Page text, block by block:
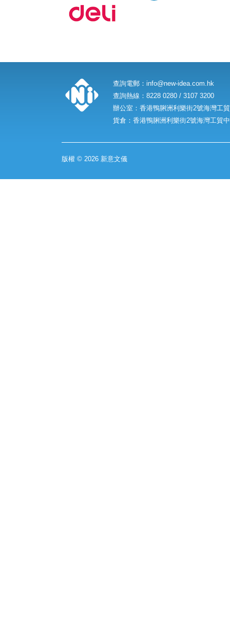
查詢電郵： info@new-idea.com.hk
查詢熱線：8228 0280 / 3107 3200
辦公室：香港鴨脷洲利樂街2號海灣工
貨倉：香港鴨脷洲利樂街2號海灣工貿
版權 © 2026 新意文儀